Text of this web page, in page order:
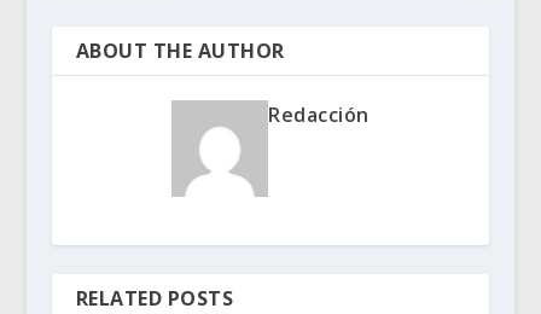
ABOUT THE AUTHOR
Redacción
RELATED POSTS